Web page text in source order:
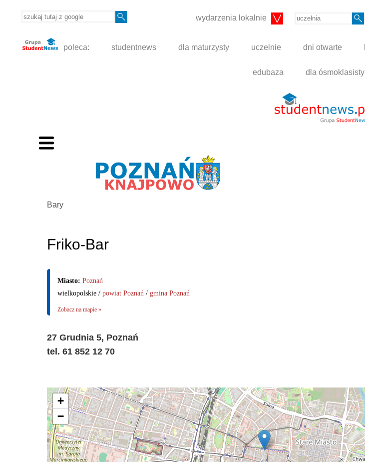
wydarzenia lokalnie
poleca: studentnews dla maturzysty uczelnie dni otwarte
edubaza dla ósmoklasisty
Bary
Friko-Bar
Miasto: Poznań
wielkopolskie / powiat Poznań / gmina Poznań
Zobacz na mapie »
27 Grudnia 5, Poznań
tel. 61 852 12 70
+
−